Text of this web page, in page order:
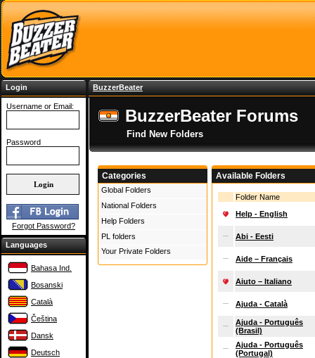
Login
Username or Email:
Password
Forgot Password?
Languages
Bahasa Ind.
Bosanski
Català
Čeština
Dansk
Deutsch
BuzzerBeater
BuzzerBeater Forums
Find New Folders
Categories
Global Folders
National Folders
Help Folders
PL folders
Your Private Folders
Available Folders
Folder Name
Help - English
Abi - Eesti
Aide – Français
Aiuto – Italiano
Ajuda - Català
Ajuda - Português
(Brasil)
Ajuda - Português
(Portugal)